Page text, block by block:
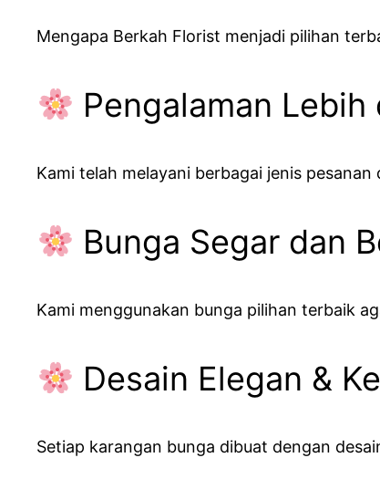
Mengapa Berkah Florist menjadi pilihan
Pengalaman Lebih
Kami telah melayani berbagai jenis
Bunga Segar dan
Kami menggunakan bunga pilihan terbaik
Desain Elegan &
Setiap karangan bunga dibuat dengan